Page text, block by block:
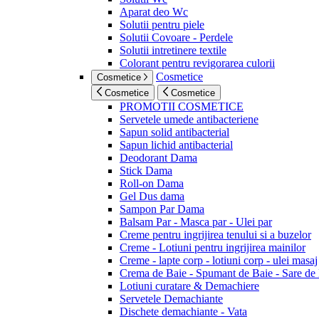
Aparat deo Wc
Solutii pentru piele
Solutii Covoare - Perdele
Solutii intretinere textile
Colorant pentru revigorarea culorii
Cosmetice Cosmetice
Cosmetice Cosmetice
PROMOTII COSMETICE
Servetele umede antibacteriene
Sapun solid antibacterial
Sapun lichid antibacterial
Deodorant Dama
Stick Dama
Roll-on Dama
Gel Dus dama
Sampon Par Dama
Balsam Par - Masca par - Ulei par
Creme pentru ingrijirea tenului si a buzelor
Creme - Lotiuni pentru ingrijirea mainilor
Creme - lapte corp - lotiuni corp - ulei masaj
Crema de Baie - Spumant de Baie - Sare de
Lotiuni curatare & Demachiere
Servetele Demachiante
Dischete demachiante - Vata